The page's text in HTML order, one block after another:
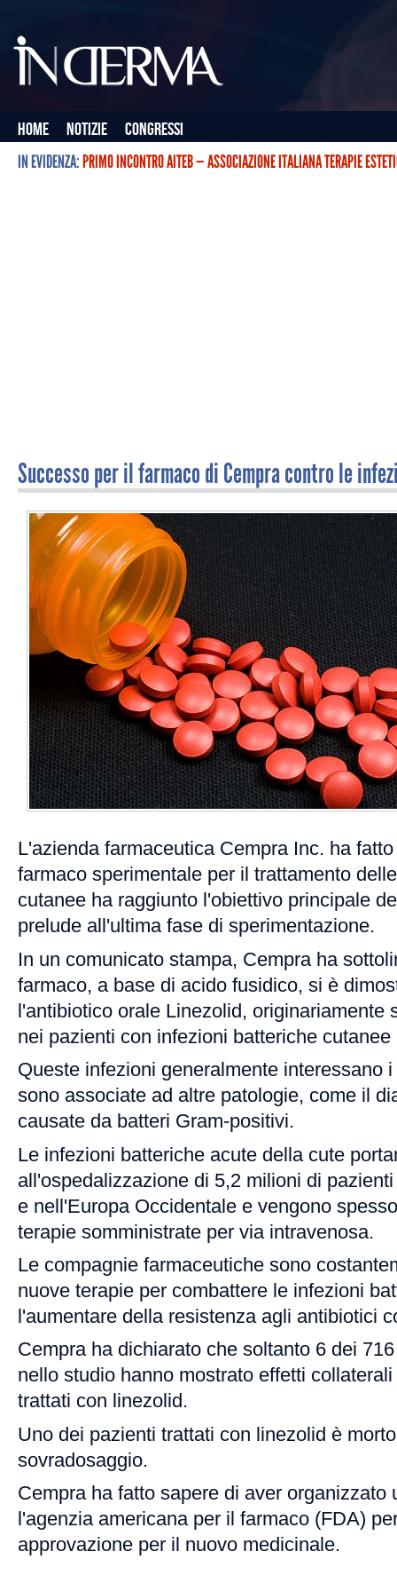
Home Notizie
Congressi
IN EVIDENZA:PRIMO INCONTRO AITEB — ASSOCIAZIONE ITALIANA TERAPIE
Successo per il farmaco di Cempra contro le
L'azienda farmaceutica Cempra Inc. ha
farmaco sperimentale per il trattamento
cutanee ha raggiunto l'obiettivo principale
prelude all'ultima fase di sperimentazione.
In un comunicato stampa, Cempra ha
farmaco, a base di acido fusidico, si è
l'antibiotico orale Linezolid, originariamente
nei pazienti con infezioni batteriche cutanee
Queste infezioni generalmente interessano
sono associate ad altre patologie, come il
causate da batteri Gram-positivi.
Le infezioni batteriche acute della cute
all'ospedalizzazione di 5,2 milioni di
e nell'Europa Occidentale e vengono
terapie somministrate per via intravenosa.
Le compagnie farmaceutiche sono
nuove terapie per combattere le infezioni
l'aumentare della resistenza agli antibiotici
Cempra ha dichiarato che soltanto 6 dei
nello studio hanno mostrato effetti
trattati con linezolid.
Uno dei pazienti trattati con linezolid è
sovradosaggio.
Cempra ha fatto sapere di aver organizzato
l'agenzia americana per il farmaco (FDA)
approvazione per il nuovo medicinale.